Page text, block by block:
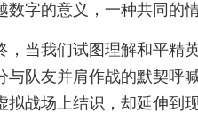
数字的意义，一种共同的
，当我们试图理解和平精
与队友并肩作战的默契呼
拟战场上结识，却延伸到